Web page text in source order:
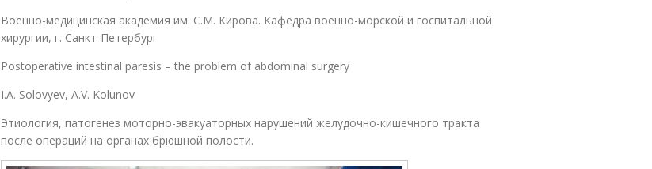
Военно-медицинская академия им. С.М. Кирова. Кафедра военно-морской и госпитальной
хирургии, г. Санкт-Петербург
Postoperative intestinal paresis – the problem of abdominal surgery
I.A. Solovyev, A.V. Kolunov
Этиология, патогенез моторно-эвакуаторных нарушений желудочно-кишечного тракта
после операций на органах брюшной полости.